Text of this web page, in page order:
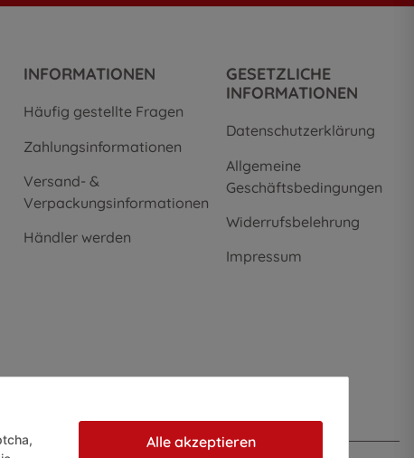
INFORMATIONEN
Häufig gestellte Fragen
Zahlungsinformationen
Versand- &
Verpackungsinformationen
Händler werden
GESETZLICHE
INFORMATIONEN
Datenschutzerklärung
Allgemeine
Geschäftsbedingungen
Widerrufsbelehrung
Impressum
Alle akzeptieren